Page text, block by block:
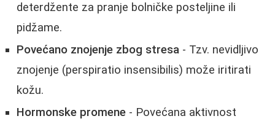
deterdžente za pranje bolničke posteljine ili
pidžame.
Povećano znojenje zbog stresa - Tzv. nevidljivo
znojenje (perspiratio insensibilis) može iritirati
kožu.
Hormonske promene - Povećana aktivnost